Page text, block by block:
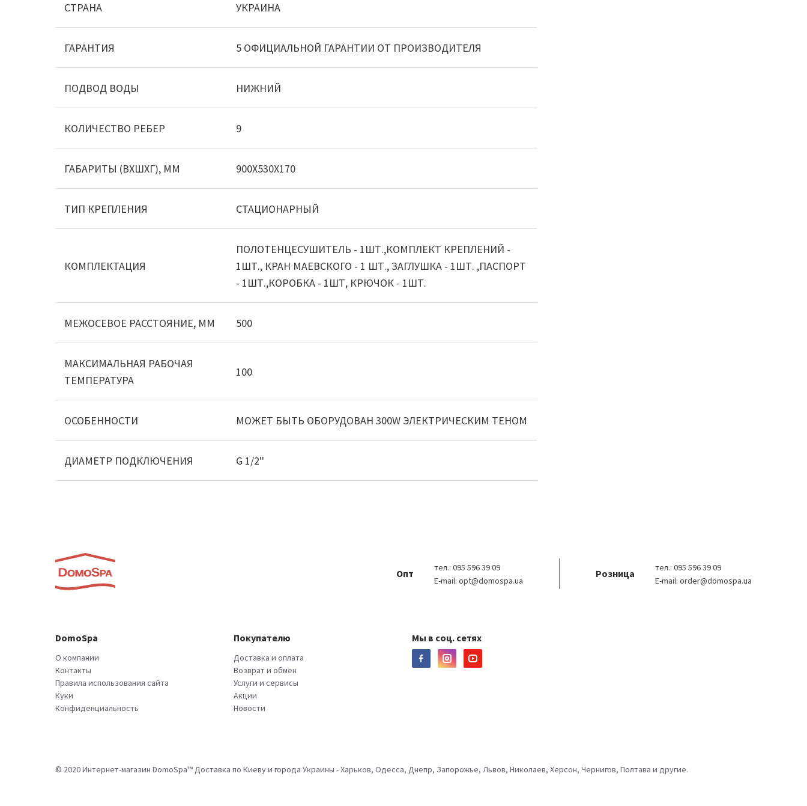
СТРАНА УКРАИНА
ГАРАНТИЯ 5 ОФИЦИАЛЬНОЙ ГАРАНТИИ ОТ ПРОИЗВОДИТЕЛЯ
ПОДВОД ВОДЫ НИЖНИЙ
КОЛИЧЕСТВО РЕБЕР 9
ГАБАРИТЫ (ВХШХГ), ММ 900X530X170
ТИП КРЕПЛЕНИЯ СТАЦИОНАРНЫЙ
КОМПЛЕКТАЦИЯ
ПОЛОТЕНЦЕСУШИТЕЛЬ - 1ШТ.,КОМПЛЕКТ КРЕПЛЕНИЙ -
1ШТ., КРАН МАЕВСКОГО - 1 ШТ., ЗАГЛУШКА - 1ШТ. ,ПАСПОРТ
- 1ШТ.,КОРОБКА - 1ШТ, КРЮЧОК - 1ШТ.
МЕЖОСЕВОЕ РАССТОЯНИЕ, ММ 500
МАКСИМАЛЬНАЯ РАБОЧАЯ
ТЕМПЕРАТУРА
100
ОСОБЕННОСТИ МОЖЕТ БЫТЬ ОБОРУДОВАН 300W ЭЛЕКТРИЧЕСКИМ ТЕНОМ
ДИАМЕТР ПОДКЛЮЧЕНИЯ G 1/2''
Опт
тел.: 095 596 39 09
E-mail: opt@domospa.ua
Розница
тел.: 095 596 39 09
E-mail: order@domospa.ua
DomoSpa
О компании
Контакты
Правила использования сайта
Куки
Конфиденциальность
Покупателю
Доставка и оплата
Возврат и обмен
Услуги и сервисы
Акции
Новости
Мы в соц. сетях
© 2020 Интернет-магазин DomoSpa™ Доставка по Киеву и города Украины - Харьков, Одесса, Днепр, Запорожье, Львов, Николаев, Херсон, Чернигов, Полтава и другие.